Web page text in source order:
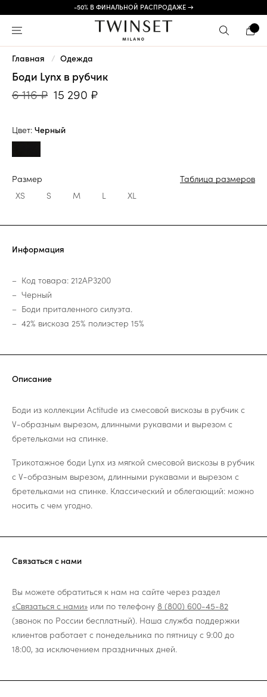
-50% В ФИНАЛЬНОЙ РАСПРОДАЖЕ →
Главная Одежда
Боди Lynx в рубчик
6 116 ₽ 15 290 ₽
Цвет: Черный
Размер
Таблица размеров
XS
S M L XL
Информация
Код товара: 212AP3200
Черный
Боди приталенного силуэта.
42% вискоза 25% полиэстер 15%
Описание
Боди из коллекции Actitude из смесовой вискозы в рубчик с
V-образным вырезом, длинными рукавами и вырезом с
бретельками на спинке.
Трикотажное боди Lynx из мягкой смесовой вискозы в рубчик
с V-образным вырезом, длинными рукавами и вырезом с
бретельками на спинке. Классический и облегающий: можно
носить с чем угодно.
Связаться с нами
Вы можете обратиться к нам на сайте через раздел
«Связаться с нами» или по телефону 8 (800) 600-45-82
(звонок по России бесплатный). Наша служба поддержки
клиентов работает с понедельника по пятницу с 9:00 до
18:00, за исключением праздничных дней.